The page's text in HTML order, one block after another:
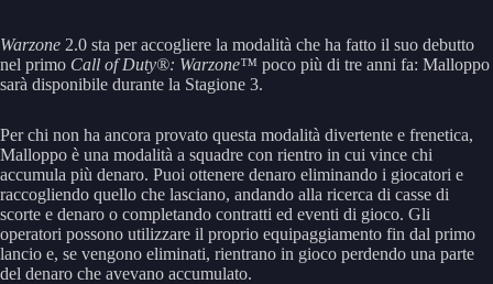
Warzone 2.0 sta per accogliere la modalità che ha fatto il suo debutto
nel primo Call of Duty®: Warzone™ poco più di tre anni fa: Malloppo
sarà disponibile durante la Stagione 3.
Per chi non ha ancora provato questa modalità divertente e frenetica,
Malloppo è una modalità a squadre con rientro in cui vince chi
accumula più denaro. Puoi ottenere denaro eliminando i giocatori e
raccogliendo quello che lasciano, andando alla ricerca di casse di
scorte e denaro o completando contratti ed eventi di gioco. Gli
operatori possono utilizzare il proprio equipaggiamento fin dal primo
lancio e, se vengono eliminati, rientrano in gioco perdendo una parte
del denaro che avevano accumulato.